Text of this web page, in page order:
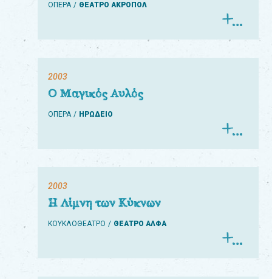
ΟΠΕΡΑ ΘΕΑΤΡΟ ΑΚΡΟΠΟΛ
2003
Ο Μαγικός Αυλός
ΟΠΕΡΑ ΗΡΩΔΕΙΟ
2003
Η Λίμνη των Κύκνων
ΚΟΥΚΛΟΘΕΑΤΡΟ ΘΕΑΤΡΟ ΑΛΦΑ